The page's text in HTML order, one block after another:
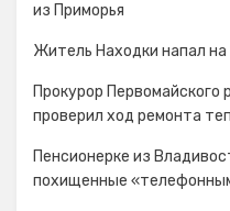
из Приморья
Житель Находки напал на
Прокурор Первомайского
проверил ход ремонта
Пенсионерке из
похищенные